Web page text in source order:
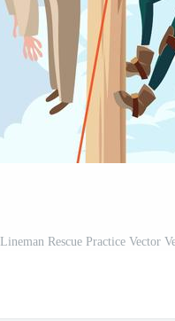
Lineman Rescue Practice Vector